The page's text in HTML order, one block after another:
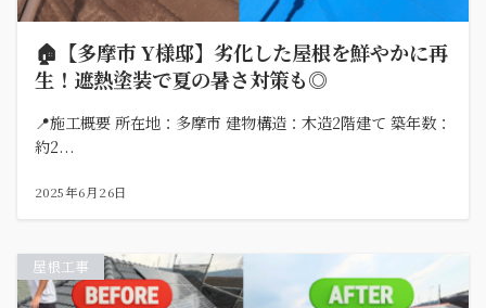
🏠【多摩市 Y様邸】劣化した屋根を鮮やかに再
生！遮熱塗装で夏の暑さ対策も◎
📍施工概要 所在地：多摩市 建物構造：木造2階建て 築年数：
約2...
2025年6月26日
屋根工事